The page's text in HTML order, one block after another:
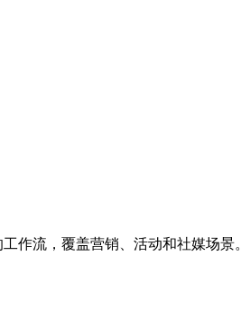
作流，覆盖营销、活动和社媒场景。